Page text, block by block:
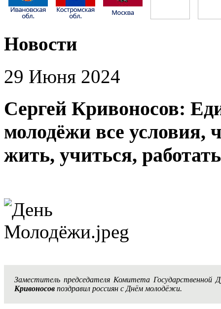
Новости
29 Июня 2024
Сергей Кривоносов:
молодёжи все условия,
жить, учиться,
Заместитель председателя Комитета
Кривоносов поздравил россиян с Днём молодёжи.